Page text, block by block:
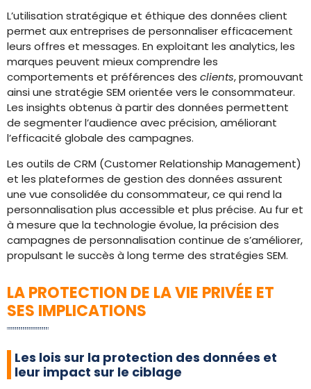
L’utilisation stratégique et éthique des données client
permet aux entreprises de personnaliser efficacement
leurs offres et messages. En exploitant les analytics, les
marques peuvent mieux comprendre les
comportements et préférences des clients, promouvant
ainsi une stratégie SEM orientée vers le consommateur.
Les insights obtenus à partir des données permettent
de segmenter l’audience avec précision, améliorant
l’efficacité globale des campagnes.
Les outils de CRM (Customer Relationship Management)
et les plateformes de gestion des données assurent
une vue consolidée du consommateur, ce qui rend la
personnalisation plus accessible et plus précise. Au fur et
à mesure que la technologie évolue, la précision des
campagnes de personnalisation continue de s’améliorer,
propulsant le succès à long terme des stratégies SEM.
LA PROTECTION DE LA VIE PRIVÉE ET
SES IMPLICATIONS
Les lois sur la protection des données et
leur impact sur le ciblage